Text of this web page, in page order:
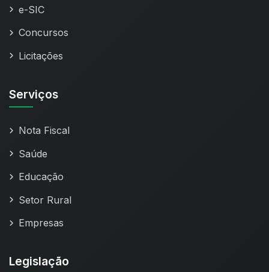
e-SIC
Concursos
Licitações
Serviços
Nota Fiscal
Saúde
Educação
Setor Rural
Empresas
Legislação